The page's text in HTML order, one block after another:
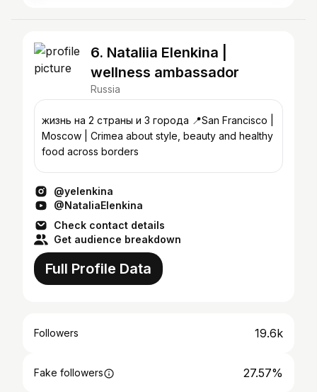
6. Nataliia Elenkina |
wellness ambassador
Russia
жизнь на 2 страны и 3 города 📍San Francisco |
Moscow | Crimea about style, beauty and healthy
food across borders
@yelenkina
@NataliaElenkina
Check contact details
Get audience breakdown
Full Profile Data
Followers 19.6k
Fake followers 27.57%